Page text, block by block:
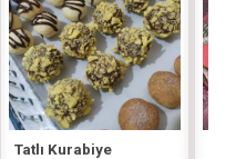
Tatlı Kurabiye